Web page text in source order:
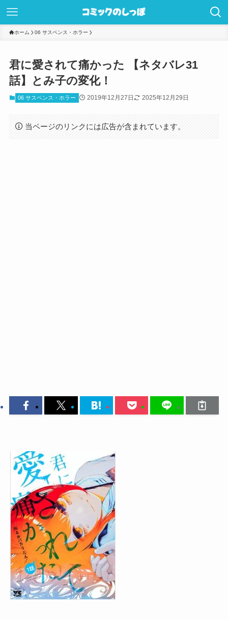
ホーム 06 サスペンス・ホラー
君に愛されて痛かった 【ネタバレ31
話】とみ子の変化！
06 サスペンス・ホラー 2019年12月27日 2025年12月29日
当ページのリンクには広告が含まれています。